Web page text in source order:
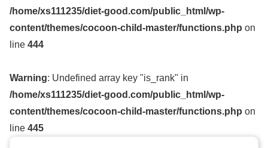
/home/xs111235/diet-good.com/public_html/wp-
content/themes/cocoon-child-master/functions.php on
line 444
Warning: Undefined array key "is_rank" in
/home/xs111235/diet-good.com/public_html/wp-
content/themes/cocoon-child-master/functions.php on
line 445